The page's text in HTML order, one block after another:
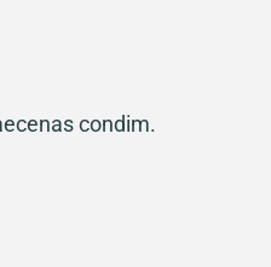
condim.